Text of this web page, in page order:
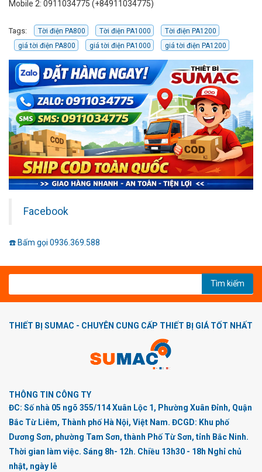
Mobile 2: 0911034775 (+84911034775)
Tags: Tời điện PA800 Tời điện PA1000
Tời điện PA1200
giá tời điện PA800
giá tời điện PA1000 giá tời điện PA1200
Facebook
☎️ Bấm gọi 0936.369.588
Tìm kiếm
THIẾT BỊ SUMAC - CHUYÊN CUNG CẤP THIẾT BỊ GIÁ TỐT NHẤT
THÔNG TIN CÔNG TY
ĐC: Số nhà 05 ngõ 355/114 Xuân Lộc 1, Phường Xuân Đỉnh, Quận
Bắc Từ Liêm, Thành phố Hà Nội, Việt Nam. ĐCGD: Khu phố
Dương Sơn, phường Tam Sơn, thành Phố Từ Sơn, tỉnh Bắc Ninh.
Thời gian làm việc. Sáng 8h- 12h. Chiều 13h30 - 18h Nghỉ chủ
nhật, ngày lễ